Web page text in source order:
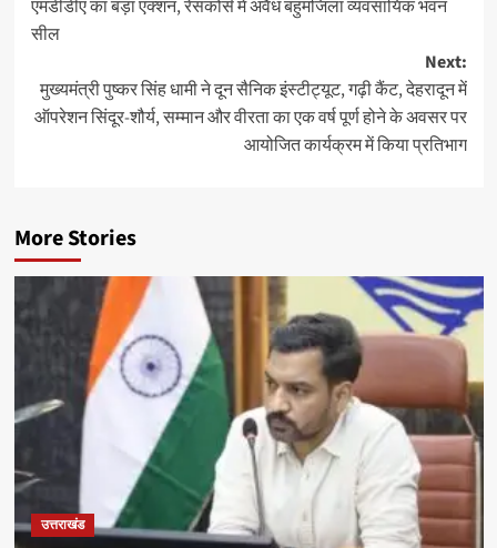
navigation
एमडीडीए का बड़ा एक्शन, रेसकोर्स में अवैध बहुमंजिला व्यवसायिक भवन
सील
Next:
मुख्यमंत्री पुष्कर सिंह धामी ने दून सैनिक इंस्टीट्यूट, गढ़ी कैंट, देहरादून में
ऑपरेशन सिंदूर-शौर्य, सम्मान और वीरता का एक वर्ष पूर्ण होने के अवसर पर
आयोजित कार्यक्रम में किया प्रतिभाग
More Stories
उत्तराखंड